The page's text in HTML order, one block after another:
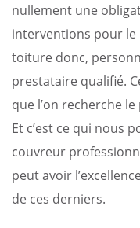
nullement une
interventions pour le
toiture donc,
prestataire qualifié.
que l’on recherche
Et c’est ce qui nous
couvreur
peut avoir
de ces derniers.